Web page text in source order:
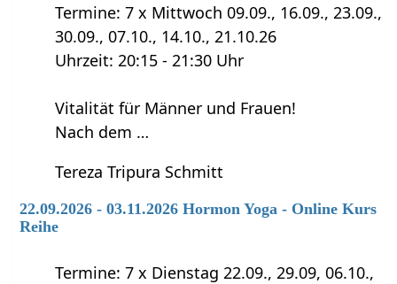
Termine: 7 x Mittwoch 09.09., 16.09., 23.09.,
30.09., 07.10., 14.10., 21.10.26
Uhrzeit: 20:15 - 21:30 Uhr
Vitalität für Männer und Frauen!
Nach dem …
Tereza Tripura Schmitt
22.09.2026 - 03.11.2026 Hormon Yoga - Online Kurs
Reihe
Termine: 7 x Dienstag 22.09., 29.09, 06.10.,